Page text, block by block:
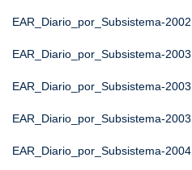
EAR_Diario_por_Subsistema-2002
EAR_Diario_por_Subsistema-2003
EAR_Diario_por_Subsistema-2003
EAR_Diario_por_Subsistema-2003
EAR_Diario_por_Subsistema-2004